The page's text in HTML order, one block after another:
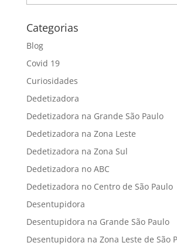
Categorias
Blog
Covid 19
Curiosidades
Dedetizadora
Dedetizadora na Grande São Paulo
Dedetizadora na Zona Leste
Dedetizadora na Zona Sul
Dedetizadora no ABC
Dedetizadora no Centro de São Paulo
Desentupidora
Desentupidora na Grande São Paulo
Desentupidora na Zona Leste de São